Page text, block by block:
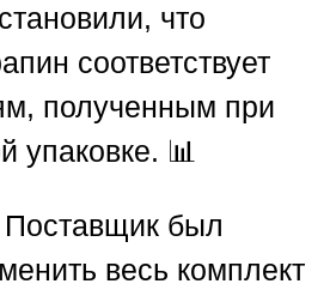
что
соответствует
полученным при
упаковке. 📊
Поставщик был
весь комплект